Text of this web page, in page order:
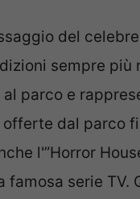
del
sempre più
parco e
dal parco
l'”Horror
serie TV.